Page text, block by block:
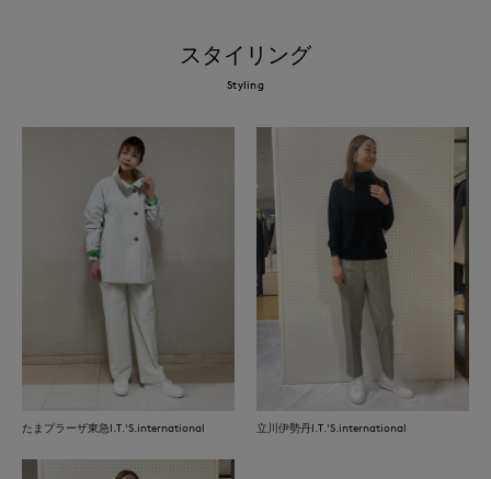
スタイリング
Styling
たまプラーザ東急I.T.'S.international 立川伊勢丹I.T.'S.international